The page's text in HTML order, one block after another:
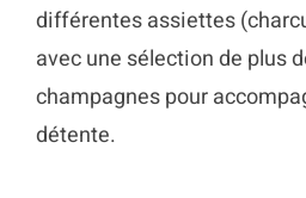
différentes assiettes
avec une sélection de plus
champagnes pour
détente.